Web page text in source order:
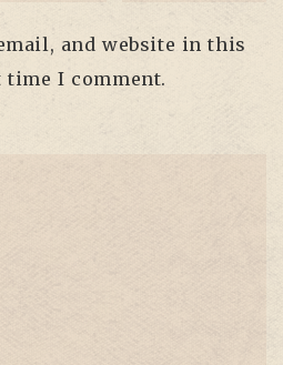
and website in this
I comment.